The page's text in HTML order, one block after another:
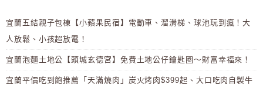
宜蘭五結親子包棟【小蘋果民宿】電動車、溜滑梯、球池玩到瘋！大
人放鬆、小孩超放電！
宜蘭泡麵土地公【頭城玄德宮】免費土地公仔鑰匙圈～財富幸福來！
宜蘭平價吃到飽推薦「天滿燒肉」炭火烤肉$399起、大口吃肉自製牛